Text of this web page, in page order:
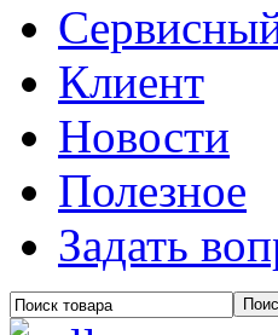
Клиент
Новости
Полезное
Задать